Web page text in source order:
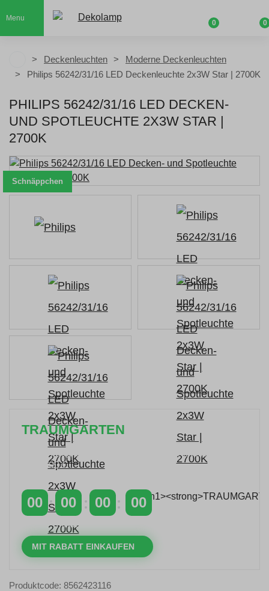
Menu
0 0
Deckenleuchten
Moderne Deckenleuchten
Philips 56242/31/16 LED Deckenleuchte 2x3W Star | 2700K
PHILIPS 56242/31/16 LED DECKEN-
UND SPOTLEUCHTE 2X3W STAR |
2700K
Schnäppchen
TRAUMGARTEN
Zeitlich begrenzter 20 % Rabatt auf Bestellungen
über 400 €
00 00
STUNDEN
00 00
MIT RABATT EINKAUFEN
Produktcode: 8562423116